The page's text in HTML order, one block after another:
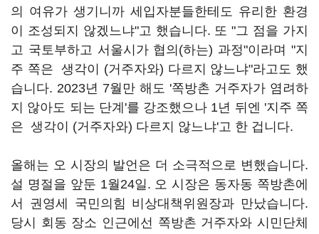
의 여유가 생기니까 세입자분들한테도 유리한 환경
이 조성되지 않겠느냐"고 했습니다. 또 "그 점을 가지
고 국토부하고 서울시가 협의(하는) 과정"이라며 "지
주 쪽은 생각이 (거주자와) 다르지 않느냐"라고도 했
습니다. 2023년 7월만 해도 '쪽방촌 거주자가 염려하
지 않아도 되는 단계'를 강조했으나 1년 뒤엔 '지주 쪽
은 생각이 (거주자와) 다르지 않느냐'고 한 겁니다.
올해는 오 시장의 발언은 더 소극적으로 변했습니다.
설 명절을 앞둔 1월24일. 오 시장은 동자동 쪽방촌에
서 권영세 국민의힘 비상대책위원장과 만났습니다.
당시 회동 장소 인근에선 쪽방촌 거주자와 시민단체